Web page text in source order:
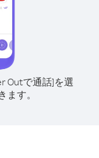
Outで通話]を選
す。